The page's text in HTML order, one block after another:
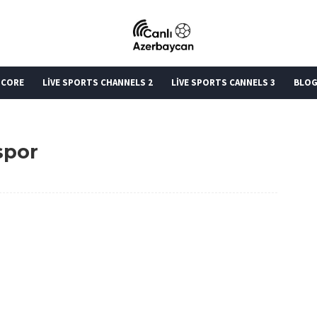
LİVE SPORTS CHANNELS 2 LİVE SPORTS CANNELS 3 BLOG